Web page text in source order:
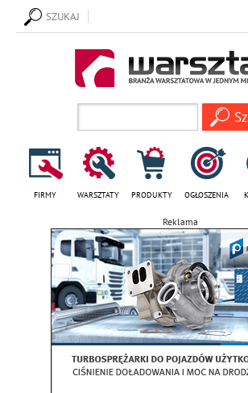
SZUKAJ
FIRMY WARSZTATY PRODUKTY OGŁOSZENIA
Reklama